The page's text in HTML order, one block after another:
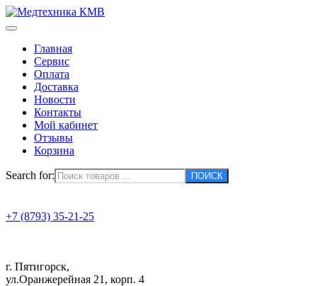
Главная
Сервис
Оплата
Доставка
Новости
Контакты
Мой кабинет
Отзывы
Корзина
Search for:
+7 (8793) 35-21-25
г. Пятигорск,
ул.Оранжерейная 21, корп. 4